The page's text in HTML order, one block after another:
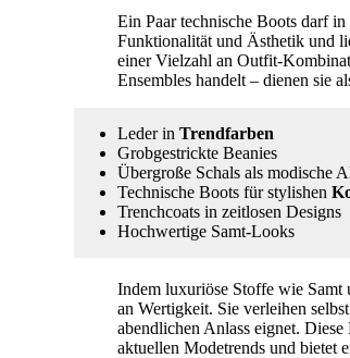
Ein Paar technische Boots darf
Funktionalität und Ästhetik und
einer Vielzahl an Outfit-
Ensembles handelt – dienen sie
Leder in Trendfarben
Grobgestrickte Beanies
Übergroße Schals als modische
Technische Boots für stylishen
Trenchcoats in zeitlosen Designs
Hochwertige Samt-Looks
Indem luxuriöse Stoffe wie Samt
an Wertigkeit. Sie verleihen
abendlichen Anlass eignet.
aktuellen Modetrends und bietet